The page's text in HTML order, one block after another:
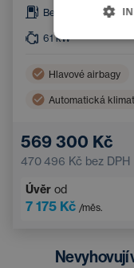
Benzín
61 kW
Hlavové airbagy
Automatická
Adaptivní tempomat
569 300 Kč
470 496 Kč bez DPH
Úvěr od
7 175 Kč /měs.